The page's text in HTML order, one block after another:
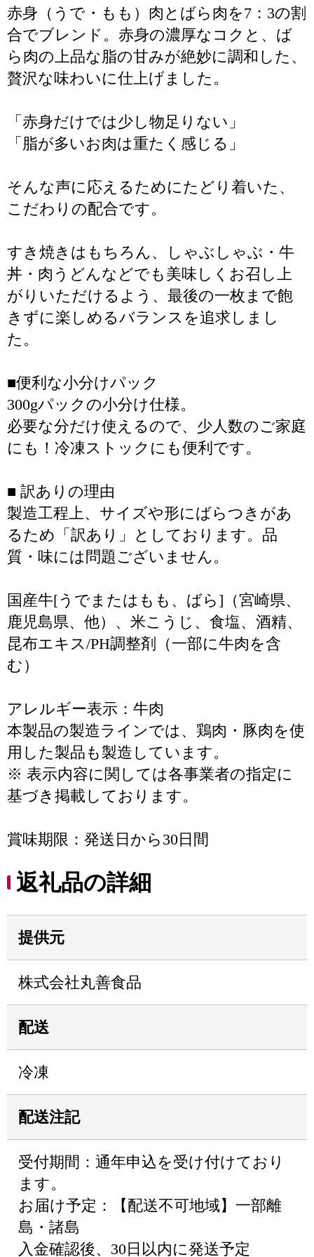
赤身（うで・もも）肉とばら肉を7：3の割
合でブレンド。赤身の濃厚なコクと、ば
ら肉の上品な脂の甘みが絶妙に調和した、
贅沢な味わいに仕上げました。
「赤身だけでは少し物足りない」
「脂が多いお肉は重たく感じる」
そんな声に応えるためにたどり着いた、
こだわりの配合です。
すき焼きはもちろん、しゃぶしゃぶ・牛
丼・肉うどんなどでも美味しくお召し上
がりいただけるよう、最後の一枚まで飽
きずに楽しめるバランスを追求しまし
た。
■便利な小分けパック
300gパックの小分け仕様。
必要な分だけ使えるので、少人数のご家庭
にも！冷凍ストックにも便利です。
■ 訳ありの理由
製造工程上、サイズや形にばらつきがあ
るため「訳あり」としております。品
質・味には問題ございません。
国産牛[うでまたはもも、ばら]（宮崎県、
鹿児島県、他）、米こうじ、食塩、酒精、
昆布エキス/PH調整剤（一部に牛肉を含
む）
アレルギー表示：牛肉
本製品の製造ラインでは、鶏肉・豚肉を使
用した製品も製造しています。
※ 表示内容に関しては各事業者の指定に
基づき掲載しております。
賞味期限：発送日から30日間
返礼品の詳細
提供元
株式会社丸善食品
配送
冷凍
配送注記
受付期間：通年申込を受け付けており
ます。
お届け予定：【配送不可地域】一部離
島・諸島
入金確認後、30日以内に発送予定